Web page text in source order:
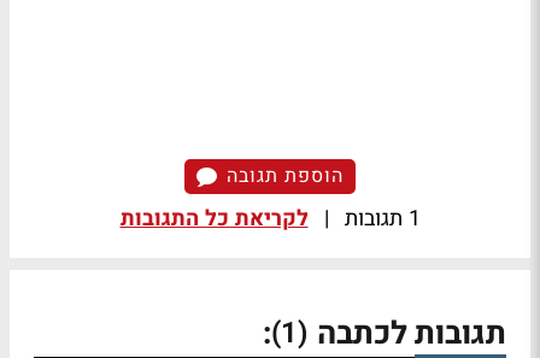
הוספת תגובה
1 תגובות | לקריאת כל התגובות
תגובות לכתבה (1)
: